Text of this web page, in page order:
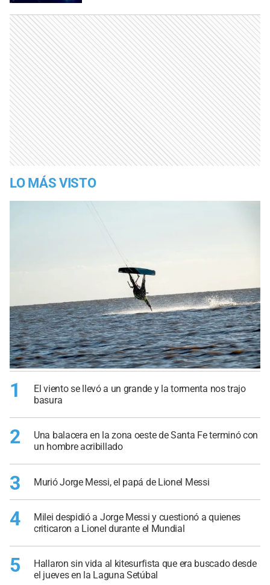
LO MÁS VISTO
1
El viento se llevó a un grande y la tormenta nos trajo
basura
2
Una balacera en la zona oeste de Santa Fe terminó con
un hombre acribillado
3 Murió Jorge Messi, el papá de Lionel Messi
4
Milei despidió a Jorge Messi y cuestionó a quienes
criticaron a Lionel durante el Mundial
5
Hallaron sin vida al kitesurfista que era buscado desde
el jueves en la Laguna Setúbal